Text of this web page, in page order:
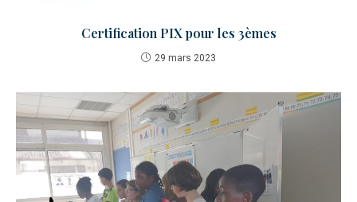
Certification PIX pour les 3èmes
29 mars 2023